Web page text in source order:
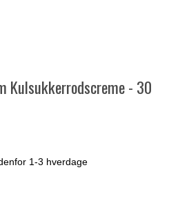
Kulsukkerrodscreme - 30
1-3 hverdage